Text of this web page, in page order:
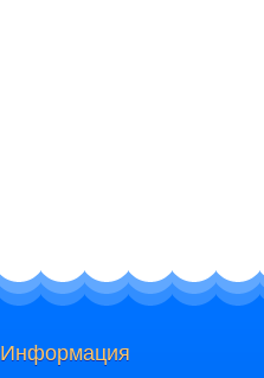
Информация